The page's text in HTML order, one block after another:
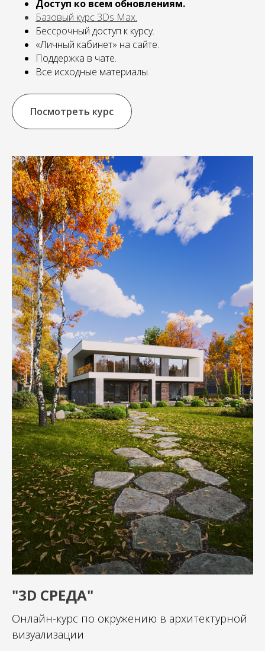
Доступ ко всем обновлениям.
Базовый курс 3Ds Max.
Бессрочный доступ к курсу.
«Личный кабинет» на сайте.
Поддержка в чате.
Все исходные материалы.
Посмотреть курс
"3D СРЕДА"
Онлайн-курс по окружению в архитектурной
визуализации